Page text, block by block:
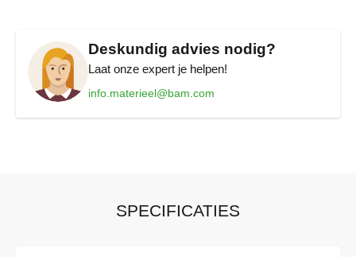
Deskundig advies nodig?
Laat onze expert je helpen!
info.materieel@bam.com
SPECIFICATIES